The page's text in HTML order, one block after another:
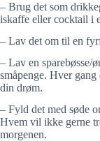
– Brug det som
iskaffe eller cocktail i
– Lav det om til en
– Lav en sparebøsse/
småpenge. Hver
din drøm.
– Fyld det med søde
Hvem vil ikke gerne
morgenen.